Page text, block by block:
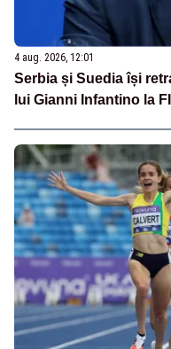
4 aug. 2026, 12:01
Serbia și Suedia își
lui Gianni Infantino la